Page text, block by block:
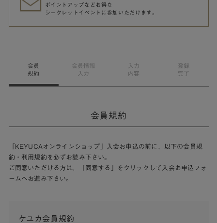
ポイントアップなどお得な
シークレットイベントに参加いただけます。
会員
規約
会員情報
入力
入力
内容
登録
完了
会員規約
「KEYUCAオンラインショップ」入会お申込の前に、以下の会員規
約・利用規約を必ずお読み下さい。
ご同意いただける方は、「同意する」をクリックして入会お申込フォ
ームへお進み下さい。
ケユカ会員規約